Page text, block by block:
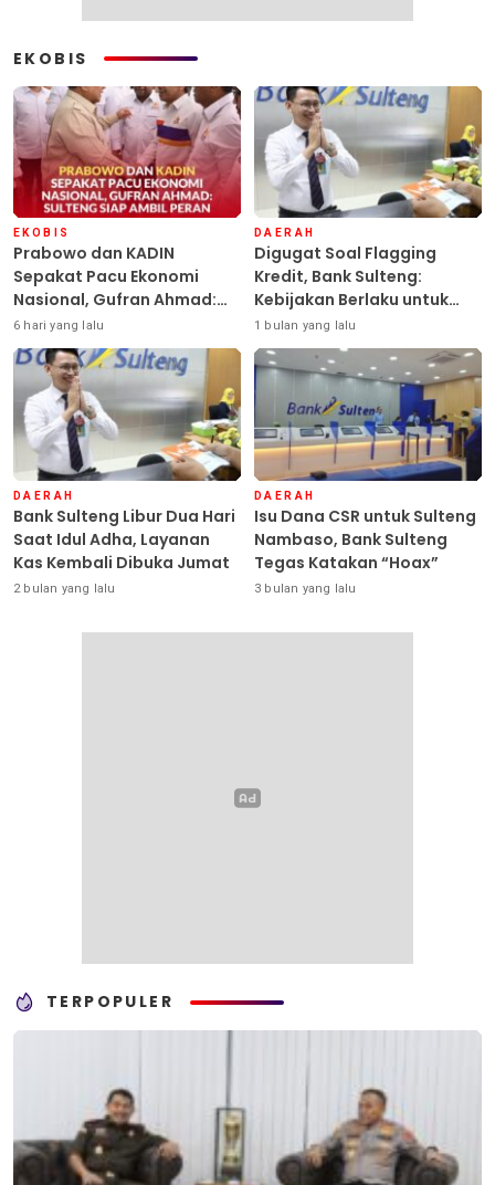
EKOBIS
EKOBIS
Prabowo dan KADIN
Sepakat Pacu Ekonomi
Nasional, Gufran Ahmad:
Sulteng Siap Ambil Peran
6 hari yang lalu
DAERAH
Digugat Soal Flagging
Kredit, Bank Sulteng:
Kebijakan Berlaku untuk
Seluruh Debitur ASN
1 bulan yang lalu
DAERAH
Bank Sulteng Libur Dua Hari
Saat Idul Adha, Layanan
Kas Kembali Dibuka Jumat
2 bulan yang lalu
DAERAH
Isu Dana CSR untuk Sulteng
Nambaso, Bank Sulteng
Tegas Katakan “Hoax”
3 bulan yang lalu
TERPOPULER